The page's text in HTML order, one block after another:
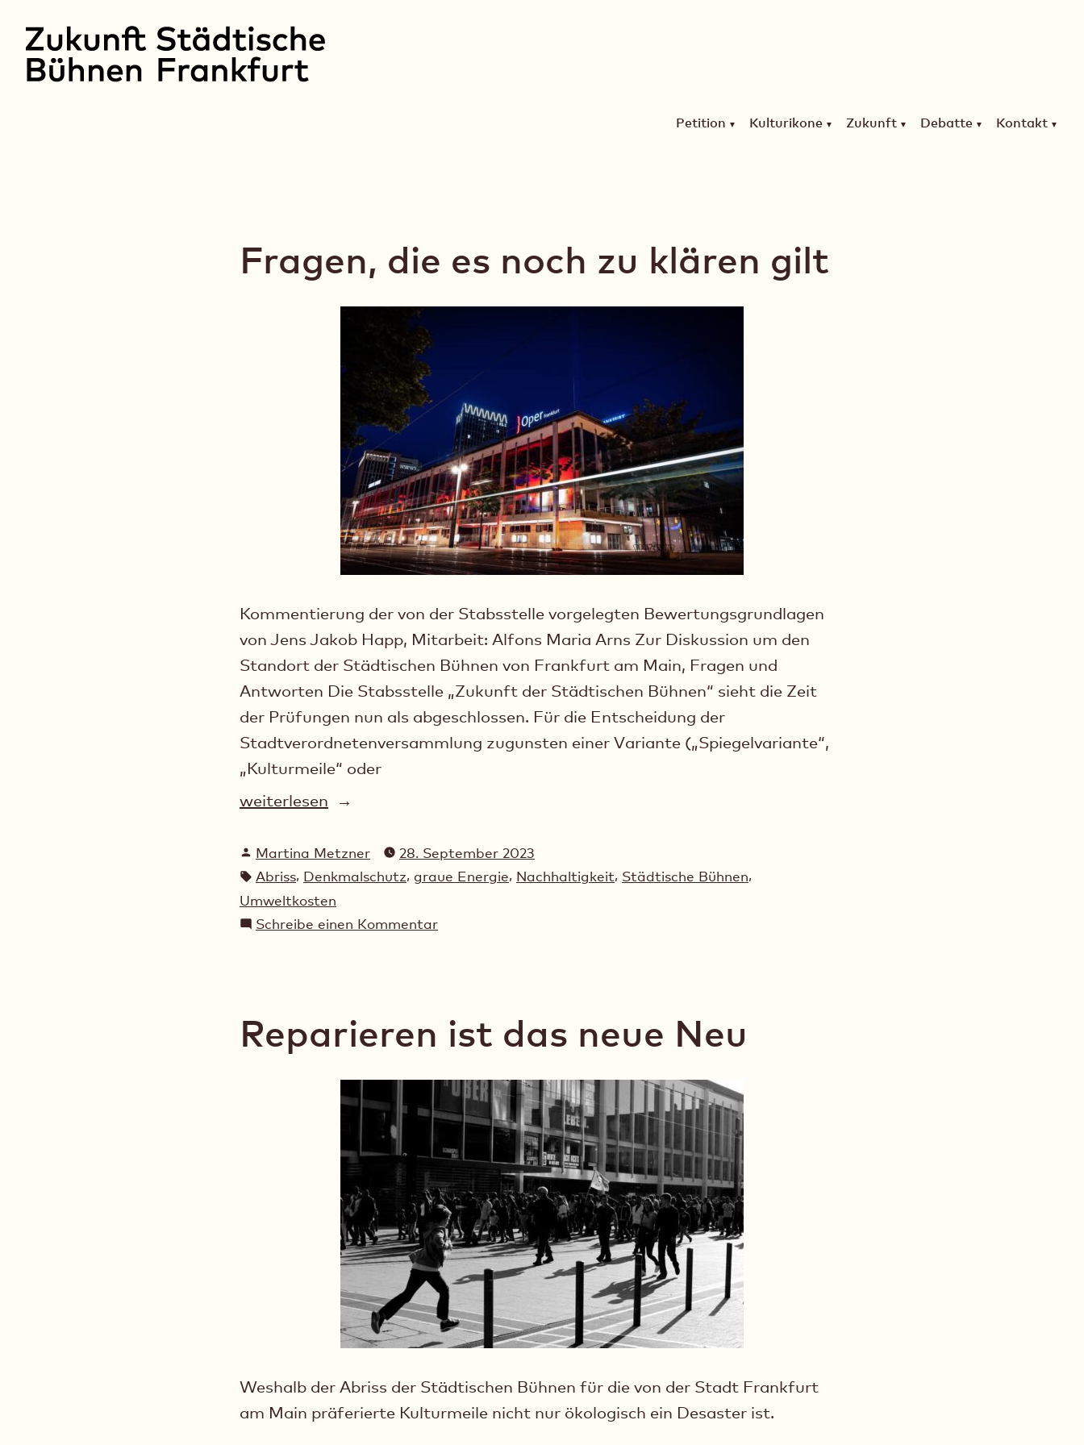
Inhalt
springen
Petition Kulturikone Zukunft Debatte Kontakt
Fragen, die es noch zu klären gilt
Kommentierung der von der Stabsstelle vorgelegten Bewertungsgrundlagen
von Jens Jakob Happ, Mitarbeit: Alfons Maria Arns Zur Diskussion um den
Standort der Städtischen Bühnen von Frankfurt am Main, Fragen und
Antworten Die Stabsstelle „Zukunft der Städtischen Bühnen“ sieht die Zeit
der Prüfungen nun als abgeschlossen. Für die Entscheidung der
Stadtverordnetenversammlung zugunsten einer Variante („Spiegelvariante“,
„Kulturmeile“ oder
„Fragen,
es
noch
zu
klären
weiterlesen
Verfasst
von
Martina Metzner
28. September 2023
Schlagwörter:
Abriss, Denkmalschutz, graue Energie, Nachhaltigkeit, Städtische Bühnen,
Umweltkosten
Schreibe einen Kommentarzu
zu
Reparieren ist das neue Neu
Weshalb der Abriss der Städtischen Bühnen für die von der Stadt Frankfurt
am Main präferierte Kulturmeile nicht nur ökologisch ein Desaster ist.